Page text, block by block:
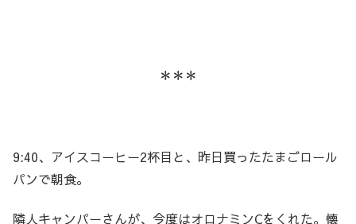
＊＊＊
9:40、アイスコーヒー2杯目と、昨日買ったたまごロール
パンで朝食。
隣人キャンパーさんが、今度はオロナミンCをくれた。懐